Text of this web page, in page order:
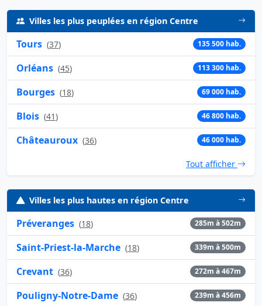
Villes les plus peuplées en région Centre
Tours (37) 135 500 hab.
Orléans (45) 113 300 hab.
Bourges (18) 69 000 hab.
Blois (41) 46 800 hab.
Châteauroux (36) 46 000 hab.
Tout afficher
Villes les plus hautes en région Centre
Préveranges (18) 285m à 502m
Saint-Priest-la-Marche (18) 339m à 500m
Crevant (36) 272m à 467m
Pouligny-Notre-Dame (36) 239m à 456m